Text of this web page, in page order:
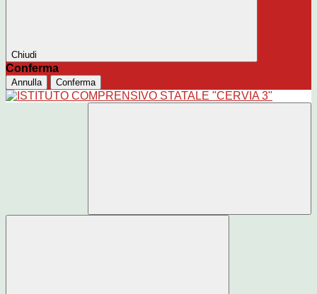
Chiudi
Conferma
Annulla Conferma